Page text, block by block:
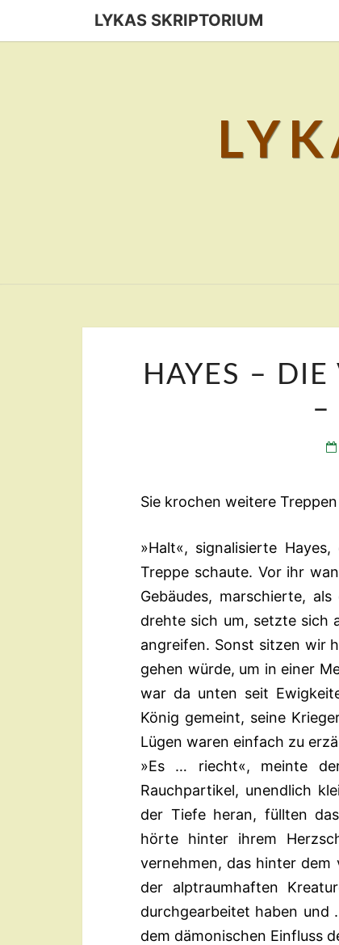
LYKAS SKRIPTORIUM
HAYES – DIE
–
Sie krochen weitere
»Halt«, signalisierte
Treppe schaute. Vor ihr
Gebäudes, marschierte,
drehte sich um, setzte sich
angreifen. Sonst sitzen wir
gehen würde, um in einer
war da unten seit
König gemeint, seine
Lügen waren einfach zu
»Es … riecht«, meinte
Rauchpartikel, unendlich
der Tiefe heran, füllten
hörte hinter ihrem
vernehmen, das hinter dem
der alptraumhaften
durchgearbeitet haben und
dem dämonischen Einfluss